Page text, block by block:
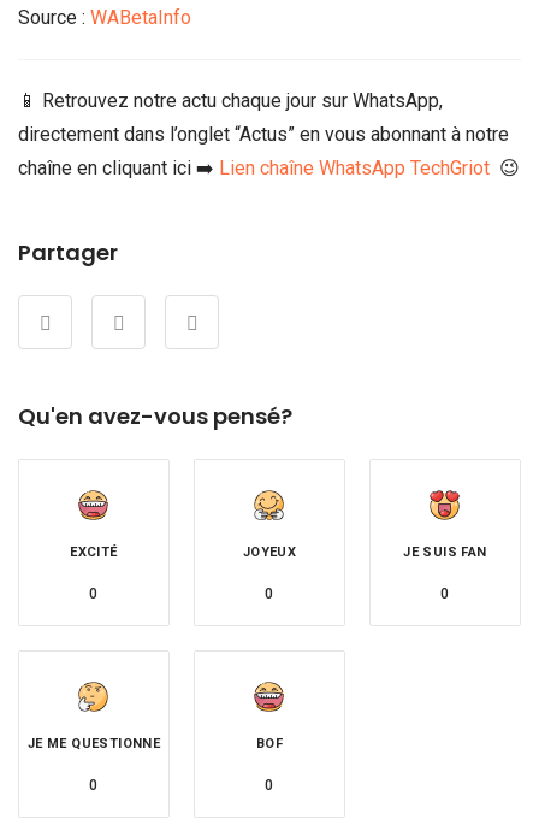
Source : WABetaInfo
📱 Retrouvez notre actu chaque jour sur WhatsApp,
directement dans l’onglet “Actus” en vous abonnant à notre
chaîne en cliquant ici ➡️ Lien chaîne WhatsApp TechGriot 😉
Partager
Qu'en avez-vous pensé?
EXCITÉ
0
JOYEUX
0
JE SUIS FAN
0
JE ME QUESTIONNE
0
BOF
0